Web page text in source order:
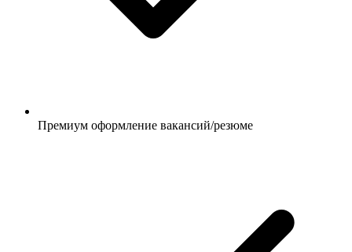
Премиум оформление вакансий/резюме